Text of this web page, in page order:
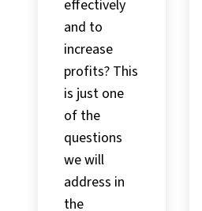
effectively
and to
increase
profits? This
is just one
of the
questions
we will
address in
the